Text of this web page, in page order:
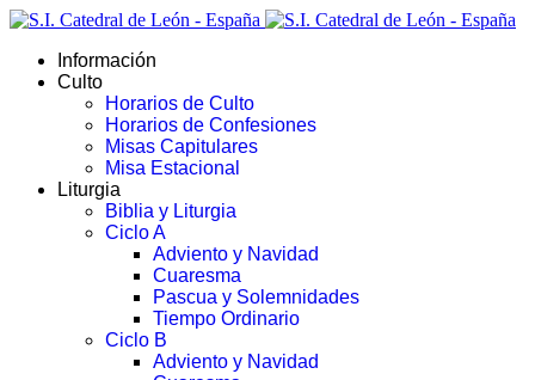
Información
Culto
Horarios de Culto
Horarios de Confesiones
Misas Capitulares
Misa Estacional
Liturgia
Biblia y Liturgia
Ciclo A
Adviento y Navidad
Cuaresma
Pascua y Solemnidades
Tiempo Ordinario
Ciclo B
Adviento y Navidad